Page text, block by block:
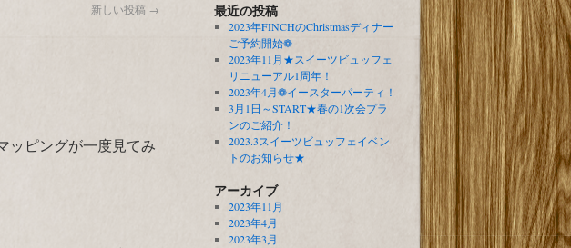
新しい投稿 →
ッピングが一度見てみ
最近の投稿
2023年FINCHのChristmasディナー
ご予約開始❁
2023年11月★スイーツビュッフェ
リニューアル1周年！
2023年4月❁イースターパーティ！
3月1日～START★春の1次会プラ
ンのご紹介！
2023.3スイーツビュッフェイベン
トのお知らせ★
アーカイブ
2023年11月
2023年4月
2023年3月